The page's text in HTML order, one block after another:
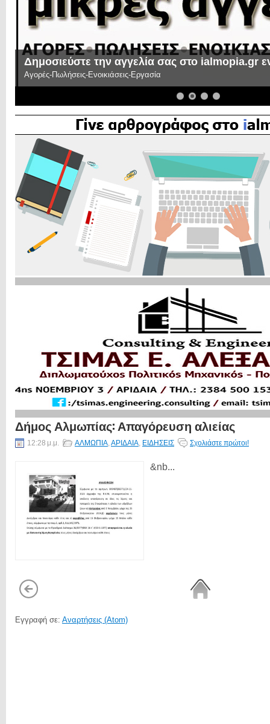
Δημοσιεύστε την αγγελία σας στο ialmopia.gr
Αγορές-Πωλήσεις-Ενοικιάσεις-Εργασία
Δήμος Αλμωπίας: Απαγόρευση αλιείας
12:28 μ.μ. ΑΛΜΩΠΙΑ,ΑΡΙΔΑΙΑ, ΕΙΔΗΣΕΙΣ Σχολιάστε πρώτοι!
&nb...
Εγγραφή σε: Αναρτήσεις (Atom)